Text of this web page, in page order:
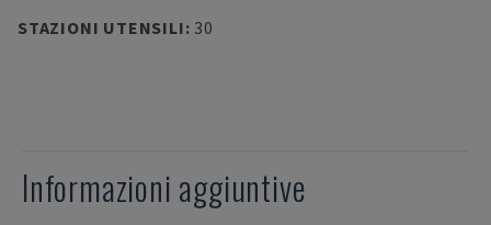
STAZIONI UTENSILI: 30
Informazioni aggiuntive